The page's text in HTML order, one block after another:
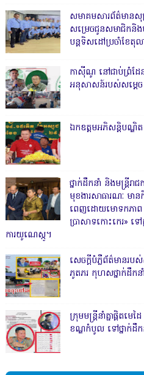
សមាគមសារព័ត៌មានសុ
សម្រេចជូនសមាជិកនិង
បន្តទិសដៅប្រចាំខែតុល
កាសុីណូ នៅជាប់ព្រំដែ
អនុសាសន៍របស់សម្ដេច
ឯកឧត្តមអភិសន្តិបណ្
ថ្នាក់ដឹកនាំ និងមន្ត្រីរា
មុខងារសាធារណៈ មា
ពេញដោយមោទកភាព
ប្រាសាទកោះកេរ» ទ
ការយូណេស្កូ។
សេចក្តីបំភ្លឺព័ត៌មានរប
ភូតភរ កុហសថ្នាក់ដឹកនាំ
ក្រុមមន្ត្រីនាំគ្នាផ្ដិត
ខណ្ឌកំបូល ទៅថ្នាក់ដឹក